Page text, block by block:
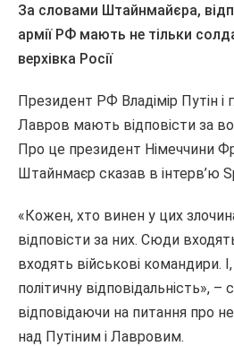
За словами Штайнмайєра,
армії РФ мають не тільки
верхівка Росії
Президент РФ Владімір Путін і
Лавров мають відповісти за
Про це президент Німеччини
Штайнмаєр сказав в інтерв’ю
«Кожен, хто винен у цих
відповісти за них. Сюди
входять військові командири. І,
політичну відповідальність»,
відповідаючи на питання про
над Путіним і Лавровим.